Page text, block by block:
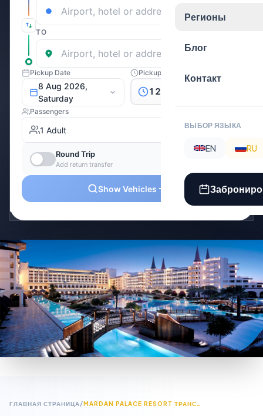
Регионы
Блог
Контакт
ВЫБОР ЯЗЫКА
EN RU
ГЛАВНАЯ СТРАНИЦА/ MARDAN PALACE RESORT ТРАНСФЕР ИЗ АНТАЛИИ